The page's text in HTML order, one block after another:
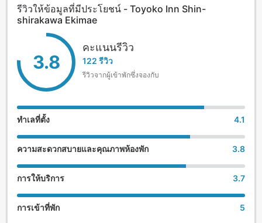
รีวิวให้ข้อมูลที่มีประโยชน์ - Toyoko Inn Shin-
shirakawa Ekimae
3.8
คะแนนรีวิว
122 รีวิว
รีวิวจากผู้เข้าพักซึ่งจองกับ
ทำเลที่ตั้ง 4.1
ความสะดวกสบายและคุณภาพห้องพัก 3.8
การให้บริการ 3.7
การเข้าที่พัก 5